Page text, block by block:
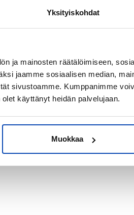
Yksityiskohdat
ja mainosten räätälöimiseen,
jaamme sosiaalisen median,
sivustoamme. Kumppanimme
käyttänyt heidän palvelujaan.
Muokkaa